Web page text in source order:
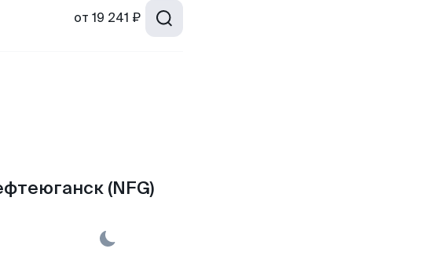
от 19 241 ₽
(NFG)